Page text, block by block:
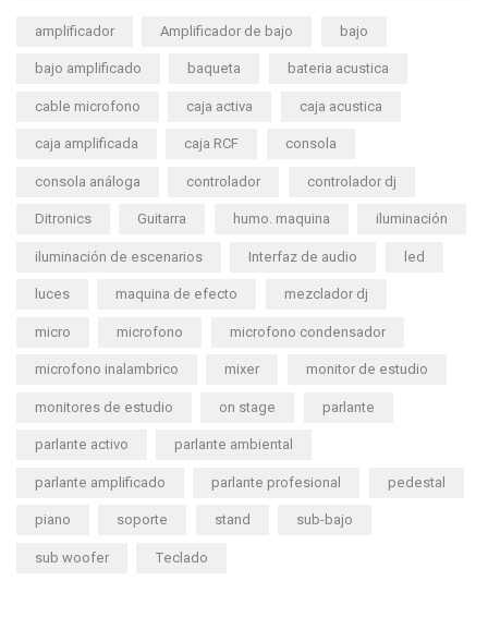
amplificador Amplificador de bajo bajo
bajo amplificado baqueta bateria acustica
cable microfono caja activa caja acustica
caja amplificada caja RCF consola
consola análoga controlador controlador dj
Ditronics Guitarra humo. maquina iluminación
iluminación de escenarios Interfaz de audio led
luces maquina de efecto mezclador dj
micro microfono microfono condensador
microfono inalambrico mixer monitor de estudio
monitores de estudio on stage parlante
parlante activo parlante ambiental
parlante amplificado parlante profesional pedestal
piano soporte stand sub-bajo
sub woofer Teclado